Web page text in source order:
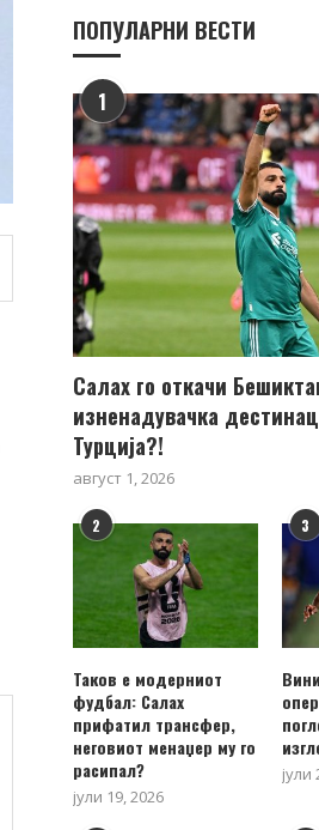
ПОПУЛАРНИ ВЕСТИ
1
Салах го откачи
изненадувачка
Турција?!
август 1, 2026
2
Таков е модерниот
фудбал: Салах
прифатил трансфер,
неговиот менаџер му го
расипал?
јули 19, 2026
3
јули